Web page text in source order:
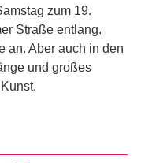
zum 19.
Straße entlang.
an. Aber auch in den
und großes